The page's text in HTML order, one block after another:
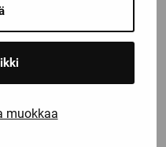
muokkaa
myös